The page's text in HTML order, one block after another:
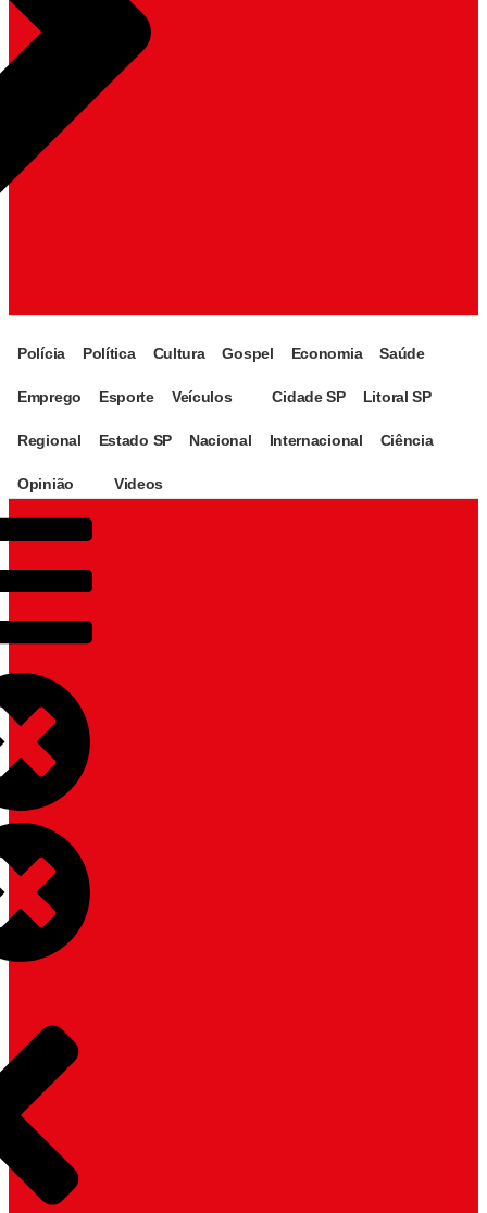
Polícia Política Cultura Gospel Economia Saúde
Emprego Esporte Veículos Cidade SP Litoral SP
Regional Estado SP Nacional Internacional Ciência
Opinião Videos